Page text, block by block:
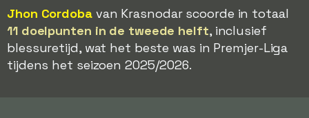
Jhon Cordobavan Krasnodar scoorde in totaal
11 doelpunten in de tweede helft, inclusief
blessuretijd, wat het beste was in Premjer-Liga
tijdens het seizoen 2025/2026.